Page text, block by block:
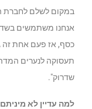
במקום לשלם לחברת
אנחנו משתמשים
כסף, אז פעם אחת זה
תעסוקה לנערים
שדרוק".
למה עדיין לא